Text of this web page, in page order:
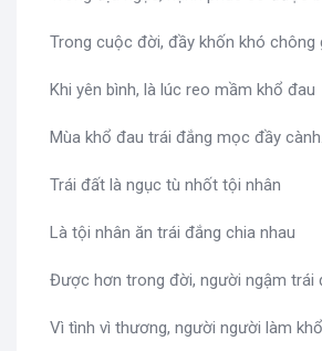
Trong cuộc đời, đầy khốn khó chông
Khi yên bình, là lúc reo mầm khổ đau
Mùa khổ đau trái đắng mọc đầy cành.
Trái đất là ngục tù nhốt tội nhân
Là tội nhân ăn trái đắng chia nhau
Được hơn trong đời, người ngậm trái
Vì tình vì thương, người người làm